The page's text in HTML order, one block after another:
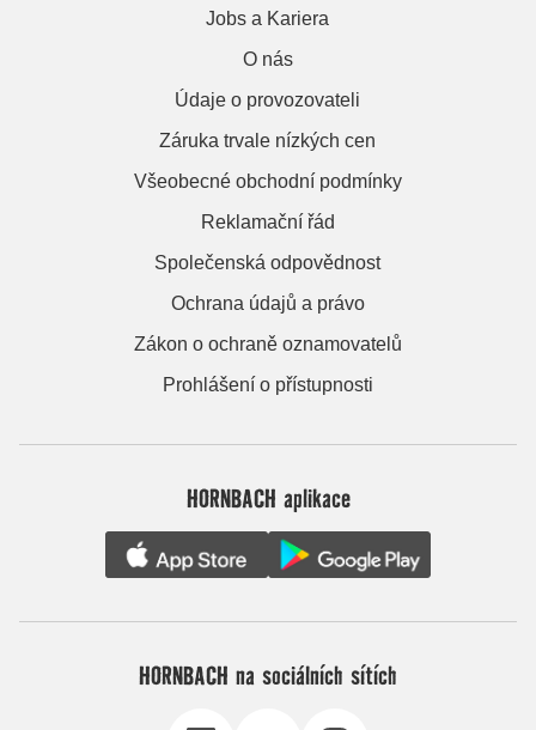
Jobs a Kariera
O nás
Údaje o provozovateli
Záruka trvale nízkých cen
Všeobecné obchodní podmínky
Reklamační řád
Společenská odpovědnost
Ochrana údajů a právo
Zákon o ochraně oznamovatelů
Prohlášení o přístupnosti
HORNBACH aplikace
HORNBACH na sociálních sítích